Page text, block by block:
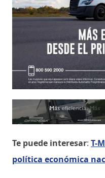
Te puede interesar: T-
política económica